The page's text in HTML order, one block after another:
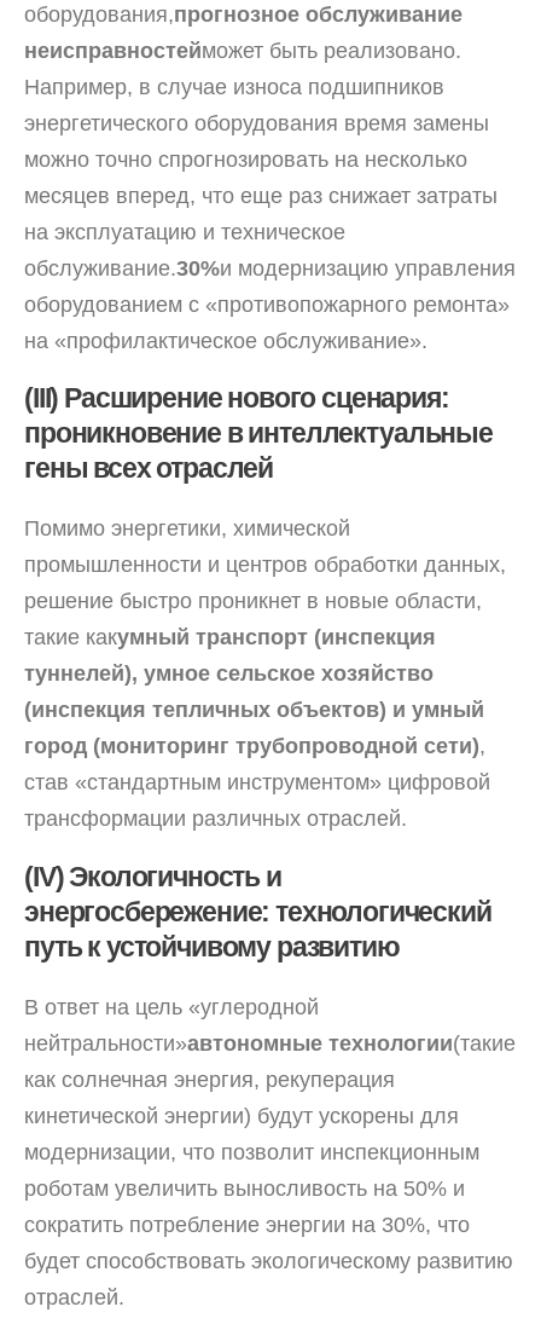
оборудования,прогнозное обслуживание
неисправностейможет быть реализовано.
Например, в случае износа подшипников
энергетического оборудования время замены
можно точно спрогнозировать на несколько
месяцев вперед, что еще раз снижает затраты
на эксплуатацию и техническое
обслуживание.30%и модернизацию управления
оборудованием с «противопожарного ремонта»
на «профилактическое обслуживание».
(III) Расширение нового сценария:
проникновение в интеллектуальные
гены всех отраслей
Помимо энергетики, химической
промышленности и центров обработки данных,
решение быстро проникнет в новые области,
такие какумный транспорт (инспекция
туннелей), умное сельское хозяйство
(инспекция тепличных объектов) и умный
город (мониторинг трубопроводной сети),
став «стандартным инструментом» цифровой
трансформации различных отраслей.
(IV) Экологичность и
энергосбережение: технологический
путь к устойчивому развитию
В ответ на цель «углеродной
нейтральности»автономные технологии(такие
как солнечная энергия, рекуперация
кинетической энергии) будут ускорены для
модернизации, что позволит инспекционным
роботам увеличить выносливость на 50% и
сократить потребление энергии на 30%, что
будет способствовать экологическому развитию
отраслей.